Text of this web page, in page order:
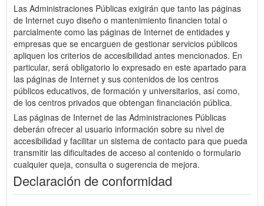
Las Administraciones Públicas exigirán que tanto las páginas
de Internet cuyo diseño o mantenimiento financien total o
parcialmente como las páginas de Internet de entidades y
empresas que se encarguen de gestionar servicios públicos
apliquen los criterios de accesibilidad antes mencionados. En
particular, será obligatorio lo expresado en este apartado para
las páginas de Internet y sus contenidos de los centros
públicos educativos, de formación y universitarios, así como,
de los centros privados que obtengan financiación pública.
Las páginas de Internet de las Administraciones Públicas
deberán ofrecer al usuario información sobre su nivel de
accesibilidad y facilitar un sistema de contacto para que pueda
transmitir las dificultades de acceso al contenido o formulario
cualquier queja, consulta o sugerencia de mejora.
Declaración de conformidad